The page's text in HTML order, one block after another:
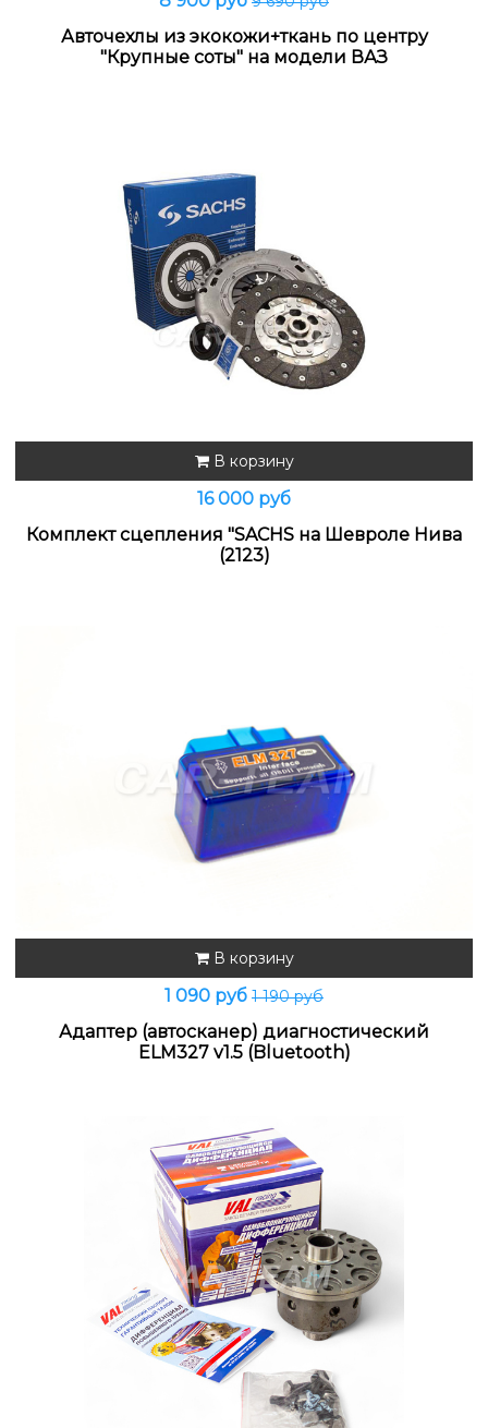
Авточехлы из экокожи+ткань по центру
"Крупные соты" на модели ВАЗ
В корзину
16 000 руб
Комплект сцепления "SACHS на Шевроле Нива
(2123)
В корзину
1 090 руб 1 190 руб
Адаптер (автосканер) диагностический
ELM327 v1.5 (Bluetooth)